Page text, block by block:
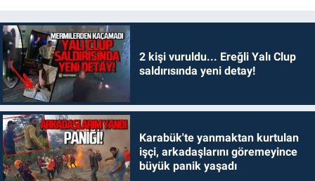
2 kişi vuruldu... Ereğli Yalı Clup
saldırısında yeni detay!
Karabük'te yanmaktan kurtulan
işçi, arkadaşlarını göremeyince
büyük panik yaşadı